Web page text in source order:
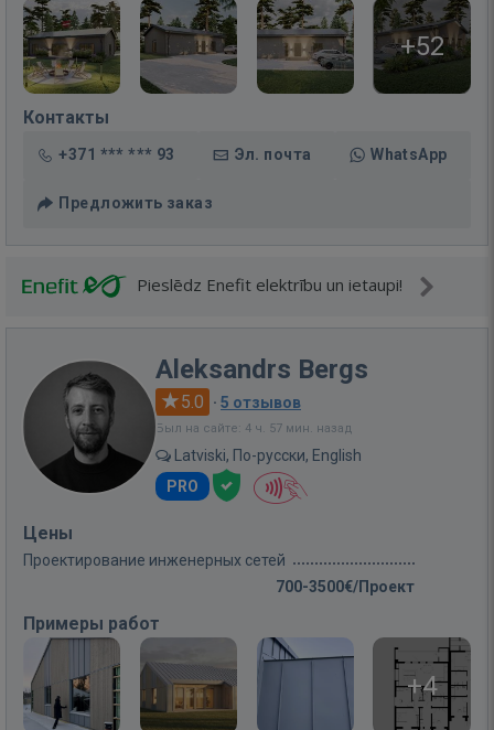
+52
Контакты
+371 *** *** 93 Эл. почта WhatsApp
Предложить заказ
Pieslēdz Enefit elektrību un ietaupi!
Aleksandrs Bergs
5.0 · 5 отзывов
Был на сайте: 4 ч. 57 мин. назад
Latviski, По-русски, English
PRO
Цены
Проектирование инженерных сетей
700-3500€/Проект
Примеры работ
+4